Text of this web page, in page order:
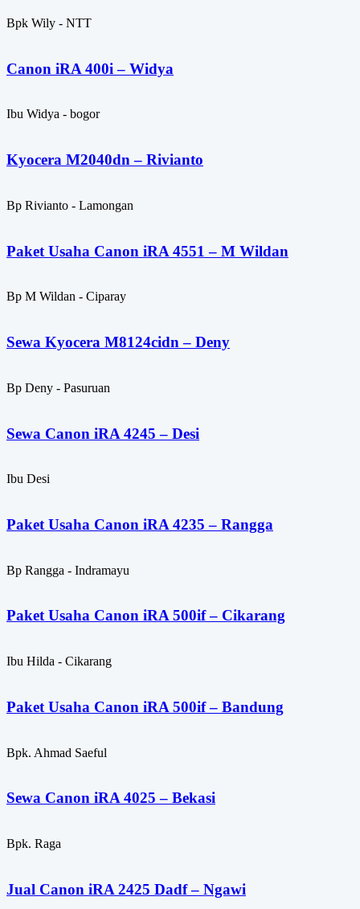
Bpk Wily - NTT
Canon iRA 400i – Widya
Ibu Widya - bogor
Kyocera M2040dn – Rivianto
Bp Rivianto - Lamongan
Paket Usaha Canon iRA 4551 – M Wildan
Bp M Wildan - Ciparay
Sewa Kyocera M8124cidn – Deny
Bp Deny - Pasuruan
Sewa Canon iRA 4245 – Desi
Ibu Desi
Paket Usaha Canon iRA 4235 – Rangga
Bp Rangga - Indramayu
Paket Usaha Canon iRA 500if – Cikarang
Ibu Hilda - Cikarang
Paket Usaha Canon iRA 500if – Bandung
Bpk. Ahmad Saeful
Sewa Canon iRA 4025 – Bekasi
Bpk. Raga
Jual Canon iRA 2425 Dadf – Ngawi